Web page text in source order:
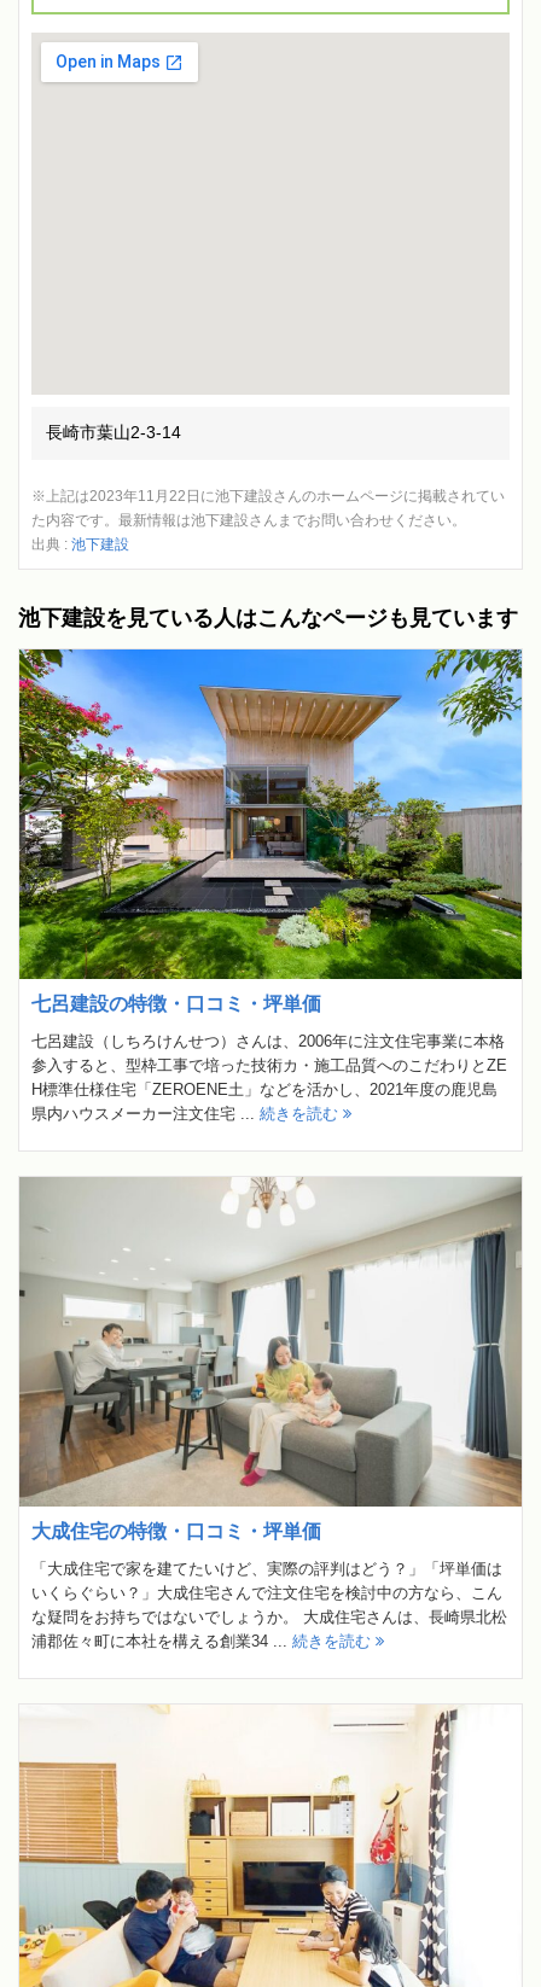
長崎市葉山2-3-14
※上記は2023年11月22日に池下建設さんのホームページに掲載されてい
た内容です。最新情報は池下建設さんまでお問い合わせください。
出典 : 池下建設
池下建設を見ている人はこんなページも見ています
七呂建設の特徴・口コミ・坪単価
七呂建設（しちろけんせつ）さんは、2006年に注文住宅事業に本格
参入すると、型枠工事で培った技術カ・施工品質へのこだわりとZE
H標準仕様住宅「ZEROENE土」などを活かし、2021年度の鹿児島
県内ハウスメーカー注文住宅 ... 続きを読む
大成住宅の特徴・口コミ・坪単価
「大成住宅で家を建てたいけど、実際の評判はどう？」「坪単価は
いくらぐらい？」大成住宅さんで注文住宅を検討中の方なら、こん
な疑問をお持ちではないでしょうか。 大成住宅さんは、長崎県北松
浦郡佐々町に本社を構える創業34 ... 続きを読む